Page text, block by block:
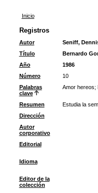
Inicio
Registros
Autor
Seniff,
Título
Bernardo
Año
1986
Número
10
Palabras
clave
Amor hereos;
Resumen
Estudia la
Dirección
Autor
corporativo
Editorial
Idioma
Editor de la
colección